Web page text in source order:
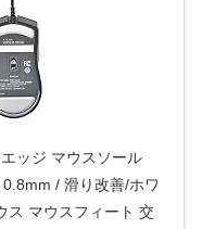
ッジ マウスソール
/ 滑り改善/ホワ
ス マウスフィート 交